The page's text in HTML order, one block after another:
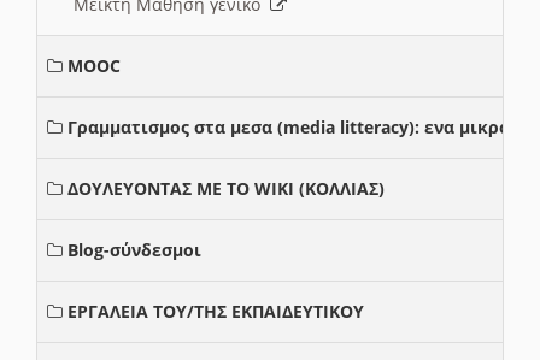
MOOC
Γραμματισμος στα μεσα (media litteracy): ενα μικρο
ΔΟΥΛΕΥΟΝΤΑΣ ΜΕ ΤΟ WIKI (ΚΟΛΛΙΑΣ)
Blog-σύνδεσμοι
ΕΡΓΑΛΕΙΑ ΤΟΥ/ΤΗΣ ΕΚΠΑΙΔΕΥΤΙΚΟΥ